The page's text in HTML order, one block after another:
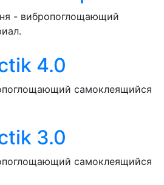
- вибропоглощающий
4.0
самоклеящийся
3.0
самоклеящийся